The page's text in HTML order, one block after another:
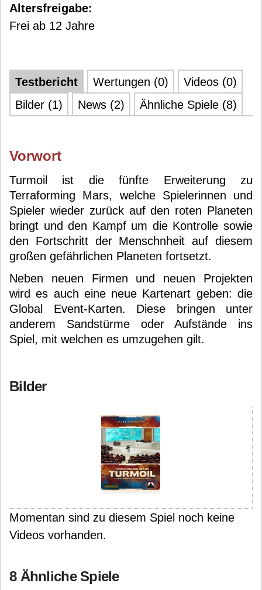
Altersfreigabe:
Frei ab 12 Jahre
Testbericht Wertungen (0)
Videos (0)
Bilder (1)
News (2) Ähnliche Spiele (8)
Vorwort
Turmoil ist die fünfte Erweiterung zu
Terraforming Mars, welche Spielerinnen und
Spieler wieder zurück auf den roten Planeten
bringt und den Kampf um die Kontrolle sowie
den Fortschritt der Menschnheit auf diesem
großen gefährlichen Planeten fortsetzt.
Neben neuen Firmen und neuen Projekten
wird es auch eine neue Kartenart geben: die
Global Event-Karten. Diese bringen unter
anderem Sandstürme oder Aufstände ins
Spiel, mit welchen es umzugehen gilt.
Bilder
Momentan sind zu diesem Spiel noch keine
Videos vorhanden.
8 Ähnliche Spiele